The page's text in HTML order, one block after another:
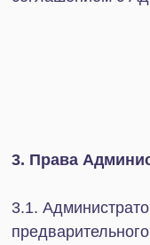
что переход на сайты
по ссылке, доступной на
осуществляться
исключительно под